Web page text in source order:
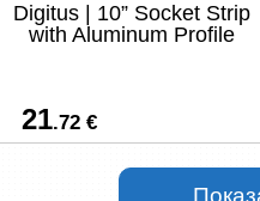
Digitus | 10” Socket Strip
with Aluminum Profile
21.72 €